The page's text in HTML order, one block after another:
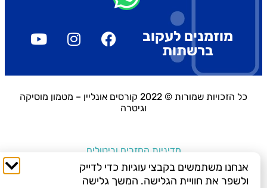
מוזמנים לעקוב
ברשתות
כל הזכויות שמורות © 2022 קורסים אונליין – מטמון מוסיקה
וגיטרה
מדיניות החזרים וביטולים
אנחנו משתמשים בקבצי עוגיות כדי לדייק
ולשפר את חוויית הגלישה. המשך גלישה